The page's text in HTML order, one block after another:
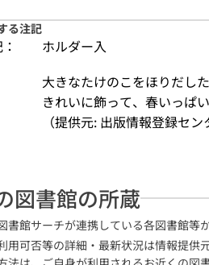
る注記
ホルダー入
大きなたけのこをほりだし
きれいに飾って、春いっぱ
（提供元: 出版情報登録セン
図書館の所蔵
書館サーチが連携している各図書館等
用可否等の詳細・最新状況は情報提供